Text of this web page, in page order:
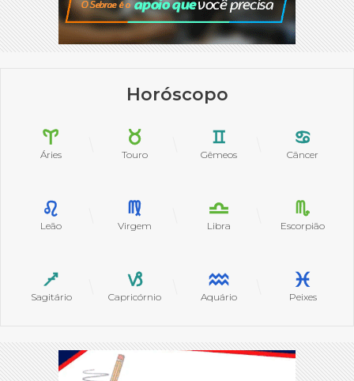
Horóscopo
Áries Touro Gêmeos Câncer
Leão Virgem Libra Escorpião
Sagitário Capricórnio Aquário Peixes